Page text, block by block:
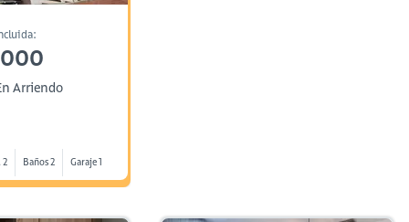
Arriendo
2 Baños 2 Garaje 1